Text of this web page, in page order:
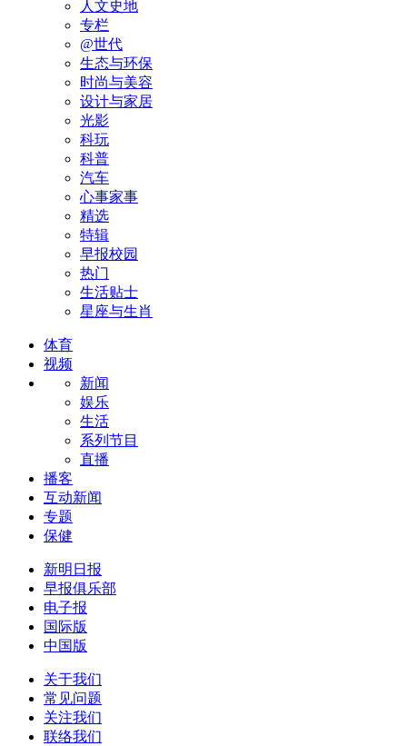
人文史地
专栏
@世代
生态与环保
时尚与美容
设计与家居
光影
科玩
科普
汽车
心事家事
精选
特辑
早报校园
热门
生活贴士
星座与生肖
体育
视频
新闻
娱乐
生活
系列节目
直播
播客
互动新闻
专题
保健
新明日报
早报俱乐部
电子报
国际版
中国版
关于我们
常见问题
关注我们
联络我们